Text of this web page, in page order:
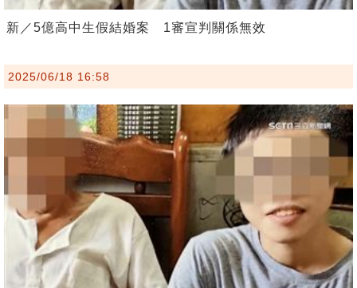
新／5億高中生假結婚案 1審宣判關係無效
2025/06/18 16:58